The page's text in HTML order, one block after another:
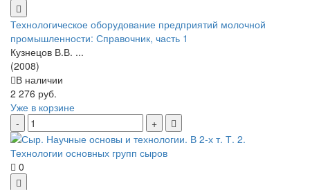
Технологическое оборудование предприятий молочной
промышленности: Справочник, часть 1
Кузнецов В.В. ...
(2008)
В наличии
2 276 руб.
Уже в корзине
0